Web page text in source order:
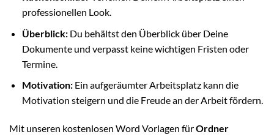
professionellen Look.
Überblick:Du behältst den Überblick über Deine
Dokumente und verpasst keine wichtigen Fristen oder
Termine.
Motivation:Ein aufgeräumter Arbeitsplatz kann die
Motivation steigern und die Freude an der Arbeit fördern.
Mit unseren kostenlosen Word Vorlagen fürOrdner